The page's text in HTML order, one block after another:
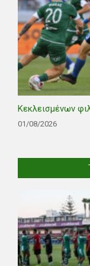
Κεκλεισμένων
01/08/2026